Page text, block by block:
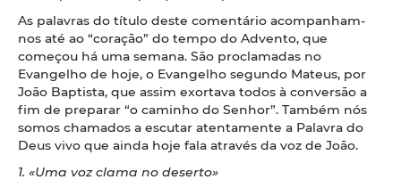
As palavras do título deste comentário acompanham-
nos até ao “coração” do tempo do Advento, que
começou há uma semana. São proclamadas no
Evangelho de hoje, o Evangelho segundo Mateus, por
João Baptista, que assim exortava todos à conversão a
fim de preparar “o caminho do Senhor”. Também nós
somos chamados a escutar atentamente a Palavra do
Deus vivo que ainda hoje fala através da voz de João.
1. «Uma voz clama no deserto»